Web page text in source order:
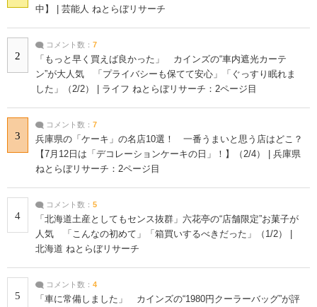
中】 | 芸能人 ねとらぼリサーチ
2
コメント数： 7
「もっと早く買えば良かった」 カインズの“車内遮光カーテ
ン”が大人気 「プライバシーも保てて安心」「ぐっすり眠れま
した」（2/2） | ライフ ねとらぼリサーチ：2ページ目
3
コメント数： 7
兵庫県の「ケーキ」の名店10選！ 一番うまいと思う店はどこ？
【7月12日は「デコレーションケーキの日」！】（2/4） | 兵庫県
ねとらぼリサーチ：2ページ目
4
コメント数： 5
「北海道土産としてもセンス抜群」六花亭の“店舗限定”お菓子が
人気 「こんなの初めて」「箱買いするべきだった」（1/2） |
北海道 ねとらぼリサーチ
5
コメント数： 4
「車に常備しました」 カインズの“1980円クーラーバッグ”が評